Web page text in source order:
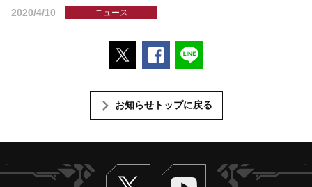
2020/4/10 ニュース
ポストするFacebookでシェアする
お知らせトップに戻る
Twitter ヴァンガードch